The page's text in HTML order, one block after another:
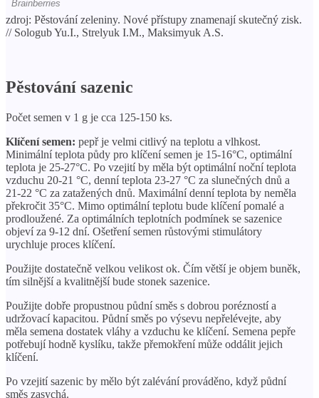
zdroj: Pěstování zeleniny. Nové přístupy znamenají skutečný zisk.
// Sologub Yu.I., Strelyuk I.M., Maksimyuk A.S.
Pěstování sazenic
Počet semen v 1 g je cca 125-150 ks.
Klíčení semen: pepř je velmi citlivý na teplotu a vlhkost.
Minimální teplota půdy pro klíčení semen je 15-16°C, optimální
teplota je 25-27°C. Po vzejití by měla být optimální noční teplota
vzduchu 20-21 °C, denní teplota 23-27 °C za slunečných dnů a
21-22 °C za zatažených dnů. Maximální denní teplota by neměla
překročit 35°C. Mimo optimální teplotu bude klíčení pomalé a
prodloužené. Za optimálních teplotních podmínek se sazenice
objeví za 9-12 dní. Ošetření semen růstovými stimulátory
urychluje proces klíčení.
Použijte dostatečně velkou velikost ok. Čím větší je objem buněk,
tím silnější a kvalitnější bude stonek sazenice.
Použijte dobře propustnou půdní směs s dobrou porézností a
udržovací kapacitou. Půdní směs po výsevu nepřelévejte, aby
měla semena dostatek vláhy a vzduchu ke klíčení. Semena pepře
potřebují hodně kyslíku, takže přemokření může oddálit jejich
klíčení.
Po vzejití sazenic by mělo být zalévání prováděno, když půdní
směs zasychá.